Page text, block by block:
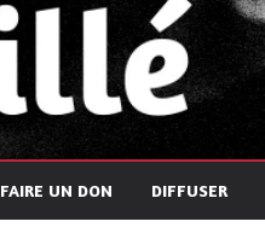
FAIRE UN DON DIFFUSER